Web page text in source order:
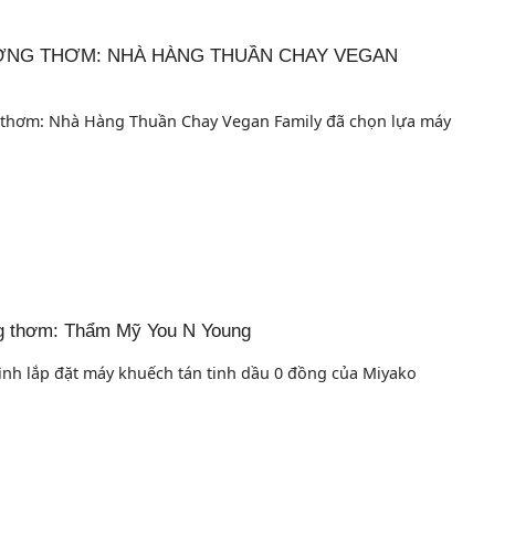
THƠM: NHÀ HÀNG THUẦN CHAY VEGAN
Nhà Hàng Thuần Chay Vegan Family đã chọn lựa máy
thơm: Thẩm Mỹ You N Young
lắp đặt máy khuếch tán tinh dầu 0 đồng của Miyako